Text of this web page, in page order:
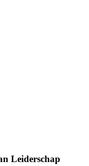
Leiderschap